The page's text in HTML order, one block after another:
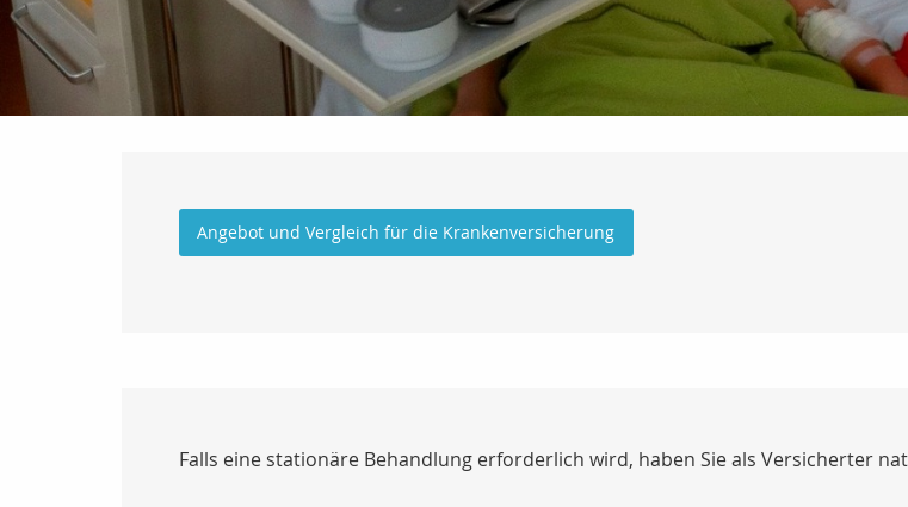
Angebot und Vergleich für die Krankenversicherung
Falls eine stationäre Behandlung erforderlich wird, haben Sie als Versicherter